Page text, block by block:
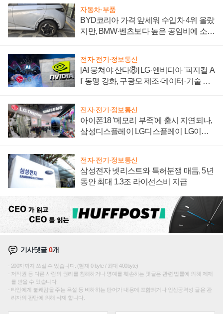
자동차·부품
BYD코리아 가격 앞세워 수입차 4위 올랐
지만, BMW·벤츠보다 높은 공임비에 소비
전자·전기·정보통신
[AI 뭉쳐야 산다⑧] LG·엔비디아 '피지컬 A
I' 동맹 강화, 구광모 제조·데이터·기술 결
전자·전기·정보통신
아이폰18 '메모리 부족'에 출시 지연되나,
삼성디스플레이 LG디스플레이 LG이노
전자·전기·정보통신
삼성전자 넷리스트와 특허분쟁 매듭, 5년
동안 최대 1.3조 라이선스비 지급
기사댓글0개
200자까지 쓰실 수 있습니다. (현재 0 byte / 최대 400byte)
저작권 등 다른 사람의 권리를 침해하거나 명예를 훼손하는 댓글은 관련 법률에 의해 제재
를 받을 수 있습니다.
타인에게 불쾌감을 주는 욕설 등 비하하는 단어가 내용에 포함되거나 인신공격성 글은 관
리자의 판단에 의해 삭제 합니다.